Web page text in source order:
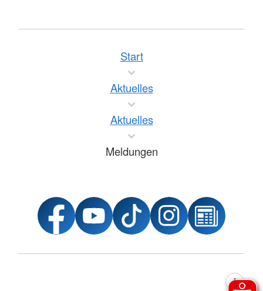
Start
Aktuelles
Aktuelles
Meldungen